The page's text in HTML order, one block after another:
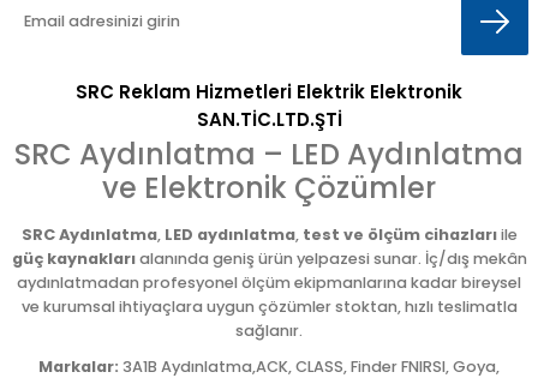
SRC Reklam Hizmetleri Elektrik Elektronik
SAN.TİC.LTD.ŞTİ
SRC Aydınlatma – LED Aydınlatma
ve Elektronik Çözümler
SRC Aydınlatma, LED aydınlatma, test ve ölçüm cihazlarıile
güç kaynaklarıalanında geniş ürün yelpazesi sunar. İç/dış mekân
aydınlatmadan profesyonel ölçüm ekipmanlarına kadar bireysel
ve kurumsal ihtiyaçlara uygun çözümler stoktan, hızlı teslimatla
sağlanır.
Markalar: 3A1B Aydınlatma,ACK, CLASS, Finder FNIRSI, Goya,